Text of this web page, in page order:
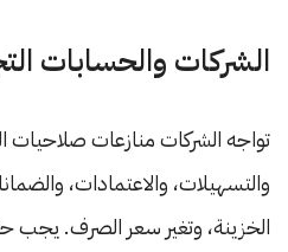
الشركات والحسابات
تواجه الشركات منازعات صلاحيات
والتسهيلات، والاعتمادات،
الخزينة، وتغير سعر الصرف. يجب